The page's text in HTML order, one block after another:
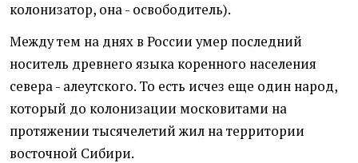
колонизатор, она - освободитель).
Между тем на днях в России умер последний
носитель древнего языка коренного населения
севера - алеутского. То есть исчез еще один народ,
который до колонизации московитами на
протяжении тысячелетий жил на территории
восточной Сибири.